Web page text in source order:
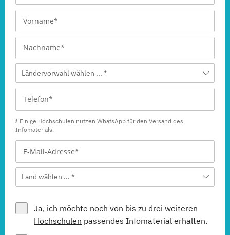
Ländervorwahl wählen ... *
Einige Hochschulen nutzen WhatsApp für den Versand des
Infomaterials.
Land wählen ... *
Ja, ich möchte noch von bis zu drei weiteren
Hochschulen passendes Infomaterial erhalten.